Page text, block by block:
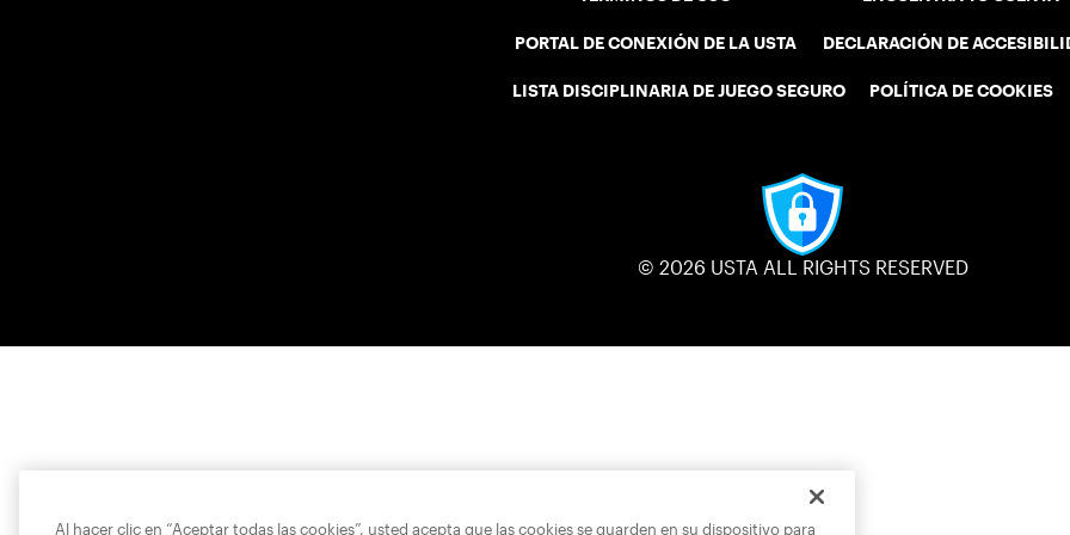
PORTAL DE CONEXIÓN DE LA USTA
LISTA DISCIPLINARIA DE JUEGO SEGURO
DECLARACIÓN DE
POLÍTICA DE COOKIES
© 2026 USTA ALL RIGHTS RESERVED
Al hacer clic en “Aceptar todas las cookies”, usted acepta que las cookies se guarden en su dispositivo para